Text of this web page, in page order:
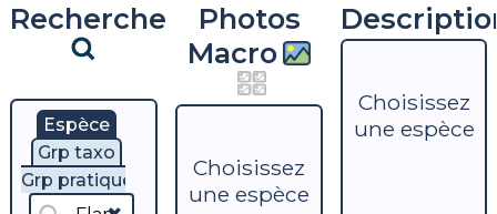
Recherche
Espèce
Grp taxo
Grp pratique
Photos
Macro
Choisissez
une espèce
Choisissez
une espèce